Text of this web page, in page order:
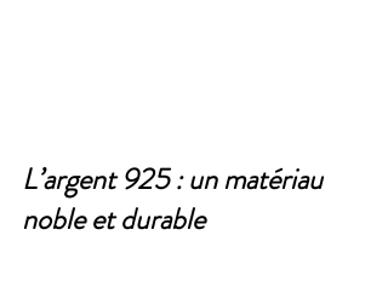
L’argent 925 : un matériau
noble et durable